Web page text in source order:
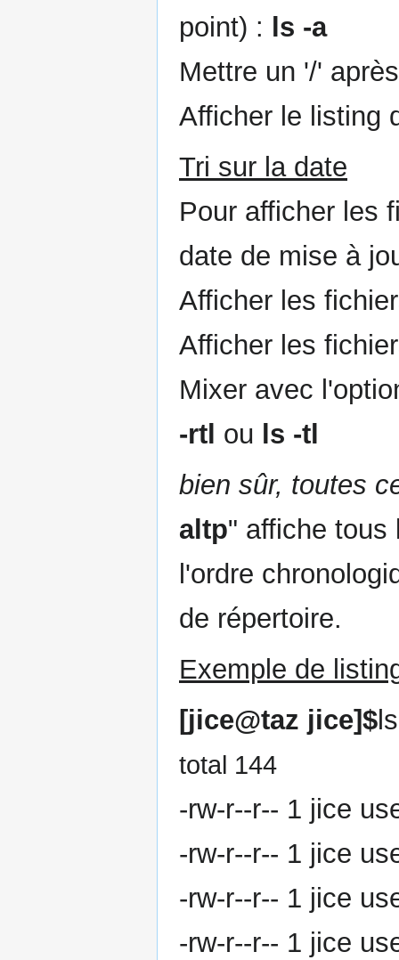
point) :
ls -a
Mettre un '/'
Afficher le listing
Tri sur la date
Pour afficher les
date de mise à
Afficher les
Afficher les
Mixer avec
-rtl ou ls -tl
bien sûr, toutes
altp" affiche tous
l'ordre
de répertoire.
Exemple de
[jice@taz jice]$
total 144
-rw-r--r-- 1 jice
-rw-r--r-- 1 jice
-rw-r--r-- 1 jice
-rw-r--r-- 1 jice